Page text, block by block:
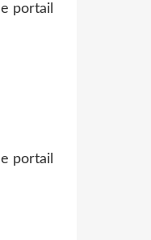
portail
portail